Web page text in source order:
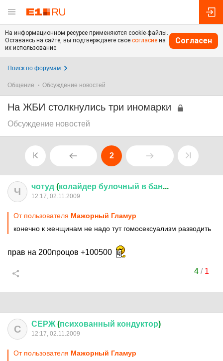
На информационном ресурсе применяются cookie-файлы.
Оставаясь на сайте, вы подтверждаете свое согласие на
их использование.
Согласен
Поиск по форумам
Общение Обсуждение новостей
На ЖБИ столкнулись три иномарки
Обсуждение новостей
2
Ч чотуд (колайдер булочный в бан...
12:17, 02.11.2009
От пользователя Мажорный Гламур
конечно к женщинам не надо тут гомосексуализм разводить
прав на 200процов +100500
4/ 1
С СЕРЖ (психованный кондуктор)
12:17, 02.11.2009
От пользователя Мажорный Гламур